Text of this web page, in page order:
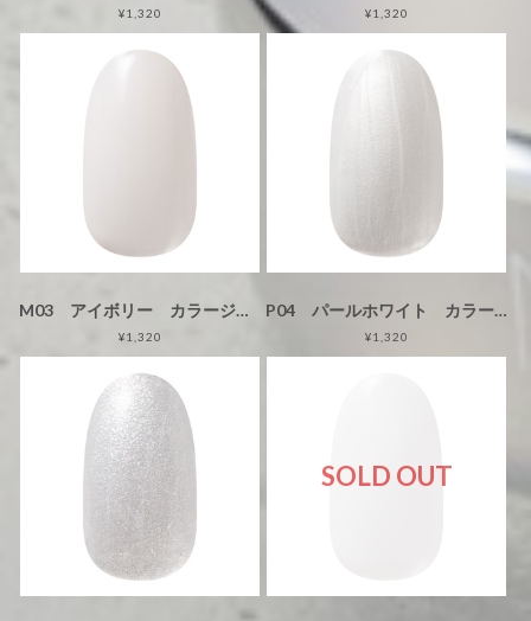
¥1,320 ¥1,320
M03 アイボリー カラージェル
¥1,320
P04 パールホワイト カラージェル
¥1,320
SOLD OUT